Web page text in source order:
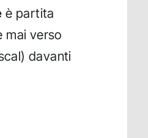
è partita
mai verso
davanti